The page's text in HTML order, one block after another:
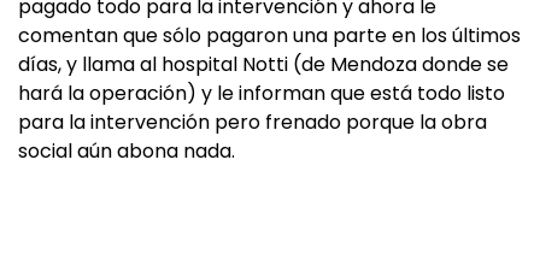
pagado todo para la intervención y ahora le
comentan que sólo pagaron una parte en los últimos
días, y llama al hospital Notti (de Mendoza donde se
hará la operación) y le informan que está todo listo
para la intervención pero frenado porque la obra
social aún abona nada.